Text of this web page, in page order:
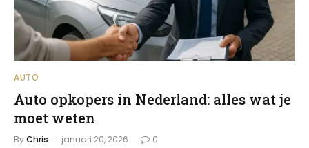
AUTO
Auto opkopers in Nederland: alles wat je
moet weten
ByChris januari 20, 2026 0